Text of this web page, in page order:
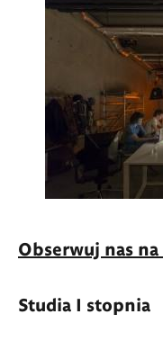
Obserwuj nas
Studia I stopnia